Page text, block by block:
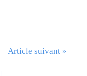
Article suivant »